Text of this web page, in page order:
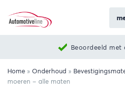
Home » Onderhoud »
moeren – alle maten